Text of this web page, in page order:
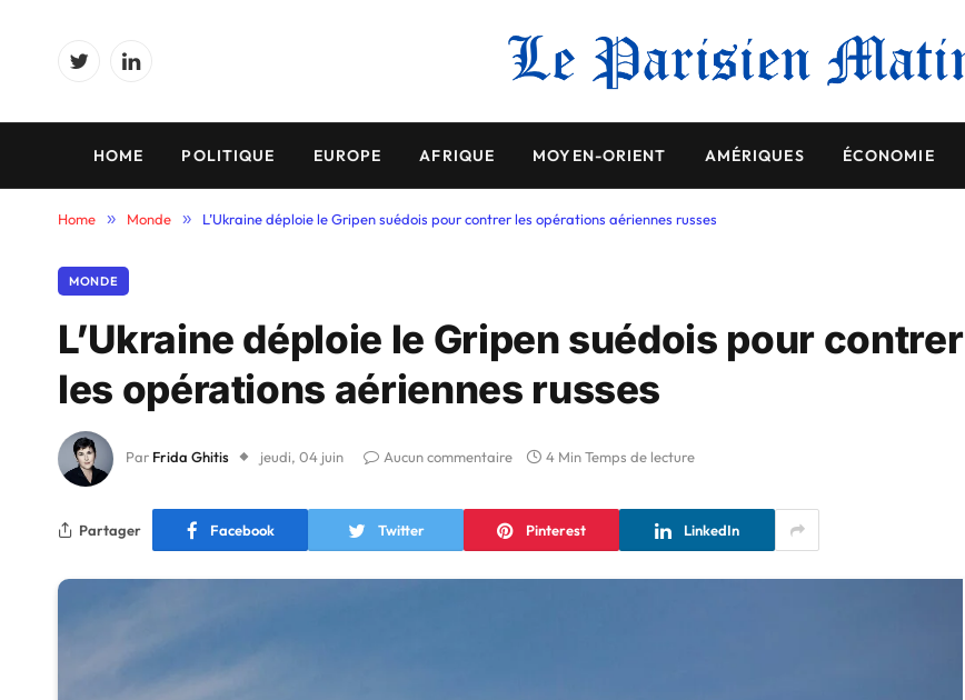
TwitterLinkedIn
HOME POLITIQUE EUROPE AFRIQUE MOYEN-ORIENT AMÉRIQUES ÉCONOMIE
Home » Monde » L’Ukraine déploie le Gripen suédois pour contrer les opérations aériennes russes
MONDE
L’Ukraine déploie le Gripen suédois pour contrer
les opérations aériennes russes
Par Frida Ghitis jeudi, 04 juin Aucun commentaire 4 Min Temps de lecture
Partager Facebook Twitter Pinterest LinkedIn